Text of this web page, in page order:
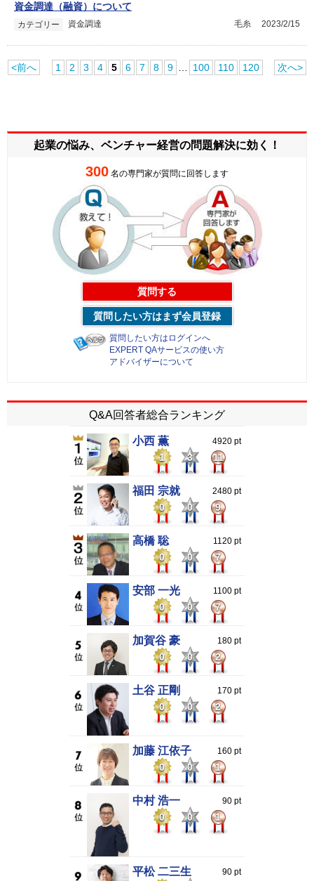
資金調達（融資）について
カテゴリー 資金調達 2023/2/15
毛糸
<前へ 1 2 3 4 5 6 7 8 9 100 110 120 次へ>
起業の悩み、ベンチャー経営の問題解決に効く！
300 名の専門家が質問に回答します
質問する
質問したい方はまず会員登録
質問したい方はログインへ
EXPERT QAサービスの使い方
アドバイザーについて
Q&A回答者総合ランキング
小西 薫 4920 pt
1 3 11
福田 宗就 2480 pt
0 0 9
高橋 聡 1120 pt
0 0 7
安部 一光 1100 pt
0 0 7
加賀谷 豪 180 pt
0 0 2
土谷 正剛 170 pt
0 0 2
加藤 江依子 160 pt
0 0 1
中村 浩一 90 pt
0 0 1
平松 二三生 90 pt